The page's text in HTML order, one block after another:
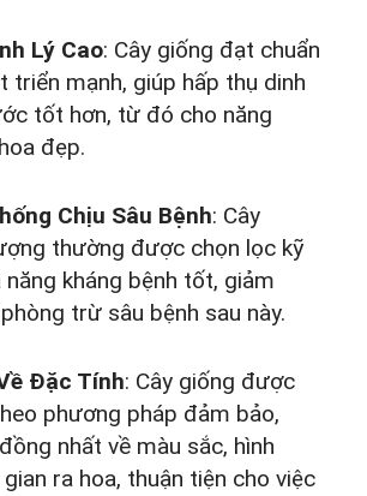
Lý Cao: Cây giống đạt chuẩn
triển mạnh, giúp hấp thụ dinh
tốt hơn, từ đó cho năng
đẹp.
Chịu Sâu Bệnh: Cây
thường được chọn lọc kỹ
năng kháng bệnh tốt, giảm
trừ sâu bệnh sau này.
Đặc Tính: Cây giống được
phương pháp đảm bảo,
nhất về màu sắc, hình
ra hoa, thuận tiện cho việc